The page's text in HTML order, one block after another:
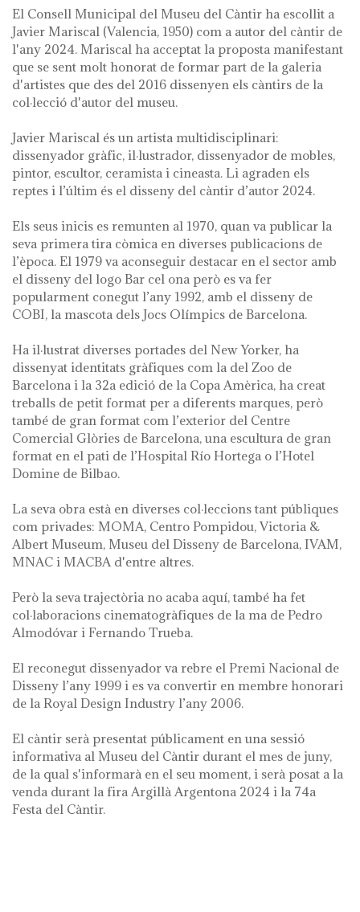
El Consell Municipal del Museu del Càntir ha escollit a
Javier Mariscal (Valencia, 1950) com a autor del càntir de
l'any 2024. Mariscal ha acceptat la proposta manifestant
que se sent molt honorat de formar part de la galeria
d'artistes que des del 2016 dissenyen els càntirs de la
col·lecció d'autor del museu.
Javier Mariscal és un artista multidisciplinari:
dissenyador gràfic, il·lustrador, dissenyador de mobles,
pintor, escultor, ceramista i cineasta. Li agraden els
reptes i l’últim és el disseny del càntir d’autor 2024.
Els seus inicis es remunten al 1970, quan va publicar la
seva primera tira còmica en diverses publicacions de
l’època. El 1979 va aconseguir destacar en el sector amb
el disseny del logo Bar cel ona però es va fer
popularment conegut l’any 1992, amb el disseny de
COBI, la mascota dels Jocs Olímpics de Barcelona.
Ha il·lustrat diverses portades del New Yorker, ha
dissenyat identitats gràfiques com la del Zoo de
Barcelona i la 32a edició de la Copa Amèrica, ha creat
treballs de petit format per a diferents marques, però
també de gran format com l’exterior del Centre
Comercial Glòries de Barcelona, una escultura de gran
format en el pati de l’Hospital Río Hortega o l’Hotel
Domine de Bilbao.
La seva obra està en diverses col·leccions tant públiques
com privades: MOMA, Centro Pompidou, Victoria &
Albert Museum, Museu del Disseny de Barcelona, IVAM,
MNAC i MACBA d'entre altres.
Però la seva trajectòria no acaba aquí, també ha fet
col·laboracions cinematogràfiques de la ma de Pedro
Almodóvar i Fernando Trueba.
El reconegut dissenyador va rebre el Premi Nacional de
Disseny l’any 1999 i es va convertir en membre honorari
de la Royal Design Industry l’any 2006.
El càntir serà presentat públicament en una sessió
informativa al Museu del Càntir durant el mes de juny,
de la qual s'informarà en el seu moment, i serà posat a la
venda durant la fira Argillà Argentona 2024 i la 74a
Festa del Càntir.